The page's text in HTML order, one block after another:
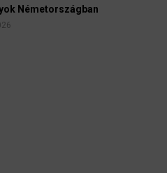
Németországban